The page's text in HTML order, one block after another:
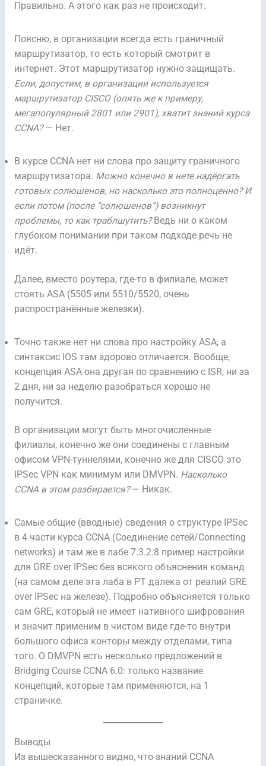
Правильно. А этого как раз не происходит.
Поясню, в организации всегда есть граничный
маршрутизатор, то есть который смотрит в
интернет. Этот маршрутизатор нужно защищать.
Если, допустим, в организации используется
маршрутизатор CISCO (опять же к примеру,
мегапопулярный 2801 или 2901), хватит знаний курса
CCNA?— Нет.
В курсе CCNA нет ни слова про защиту граничного
маршрутизатора. Можно конечно в нете надёргать
готовых солюшенов, но насколько это полноценно? И
если потом (после “солюшенов”) возникнут
проблемы, то как траблшутить?Ведь ни о каком
глубоком понимании при таком подходе речь не
идёт.
Далее, вместо роутера, где-то в филиале, может
стоять ASA (5505 или 5510/5520, очень
распространённые железки).
Точно также нет ни слова про настройку ASA, а
синтаксис IOS там здорово отличается. Вообще,
концепция ASA она другая по сравнению с ISR, ни за
2 дня, ни за неделю разобраться хорошо не
получится.
В организации могут быть многочисленные
филиалы, конечно же они соединены с главным
офисом VPN-туннелями, конечно же для CISCO это
IPSec VPN как минимум или DMVPN. Насколько
CCNA в этом разбирается?— Никак.
Самые общие (вводные) сведения о структуре IPSec
в 4 части курса CCNA (Соединение сетей/Connecting
networks) и там же в лабе 7.3.2.8 пример настройки
для GRE over IPSec без всякого объяснения команд
(на самом деле эта лаба в PT далека от реалий GRE
over IPSec на железе). Подробно объясняется только
сам GRE, который не имеет нативного шифрования
и значит применим в чистом виде где-то внутри
большого офиса конторы между отделами, типа
того. О DMVPN есть несколько предложений в
Bridging Course CCNA 6.0: только название
концепций, которые там применяются, на 1
страничке.
Выводы
Из вышесказанного видно, что знаний CCNA